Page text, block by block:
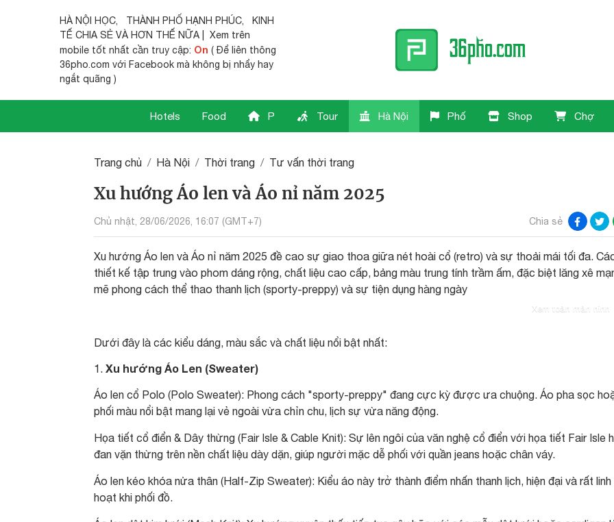
HÀ NỘI HỌC, THÀNH PHỐ HẠNH PHÚC,
KINH
TẾ CHIA SẺ VÀ HƠN THẾ NỮA | Xem trên
mobile tốt nhất cần truy cập: On ( Để liên thông
36pho.com với Facebook mà không bị nhẩy hay
ngắt quãng )
Hotels Food P Tour Hà Nội Phố Shop Chợ
Trang chủ Hà Nội Thời trang Tư vấn thời trang
Xu hướng Áo len và Áo nỉ năm 2025
Chủ nhật, 28/06/2026, 16:07 (GMT+7) Chia sẻ
Xu hướng Áo len và Áo nỉ năm 2025 đề cao sự giao thoa giữa nét hoài cổ (retro) và sự thoải mái tối đa.
thiết kế tập trung vào phom dáng rộng, chất liệu cao cấp, bảng màu trung tính trầm ấm, đặc biệt lăng xê
mẽ phong cách thể thao thanh lịch (sporty-preppy) và sự tiện dụng hàng ngày
Xem toàn màn hình
Dưới đây là các kiểu dáng, màu sắc và chất liệu nổi bật nhất:
Xu hướng Áo Len (Sweater)
Áo len cổ Polo (Polo Sweater): Phong cách "sporty-preppy" đang cực kỳ được ưa chuộng. Áo pha sọc
phối màu nổi bật mang lại vẻ ngoài vừa chỉn chu, lịch sự vừa năng động.
Họa tiết cổ điển & Dây thừng (Fair Isle & Cable Knit): Sự lên ngôi của văn nghệ cổ điển với họa tiết Fair Isle
đan vặn thừng trên nền chất liệu dày dặn, giúp người mặc dễ phối với quần jeans hoặc chân váy.
Áo len kéo khóa nửa thân (Half-Zip Sweater): Kiểu áo này trở thành điểm nhấn thanh lịch, hiện đại và rất linh
hoạt khi phối đồ.